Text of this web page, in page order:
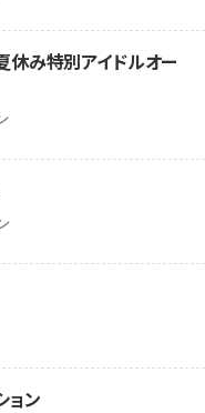
み特別アイドルオー
ョン